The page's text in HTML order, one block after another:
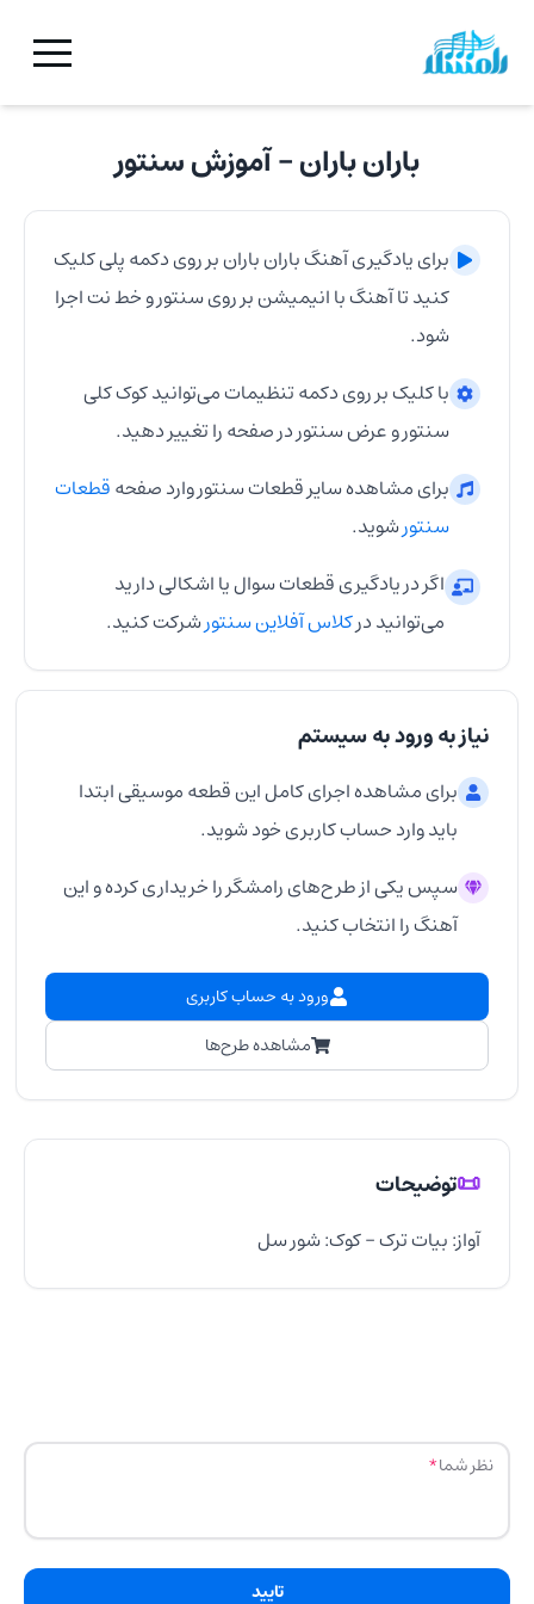
باران باران- آموزشسنتور
برای یادگیری آهنگباران بارانبر روی دکمه پلی کلیک
کنید تا آهنگ با انیمیشن بر رویسنتورو خط نت اجرا
شود.
با کلیک بر روی دکمه تنظیمات می‌توانید کوک کلی
سنتورو عرضسنتوردر صفحه را تغییر دهید.
برای مشاهده سایر قطعاتسنتوروارد صفحهقطعات
سنتورشوید.
اگر در یادگیری قطعات سوال یا اشکالی دارید
می‌توانید درکلاس آفلاین سنتورشرکت کنید.
نیاز به ورود به سیستم
برای مشاهده اجرای کامل این قطعه موسیقی ابتدا
باید وارد حساب کاربری خود شوید.
سپس یکی از طرح‌های رامشگر را خریداری کرده و این
آهنگ را انتخاب کنید.
ورود به حساب کاربری
مشاهده طرح‌ها
📜توضیحات
آواز: بیات ترک - کوک: شور سل
نظر شما
تایید